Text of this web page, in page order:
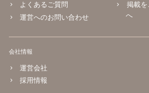
よくあるご質問
運営へのお問い合わせ
掲載
へ
会社情報
運営会社
採用情報